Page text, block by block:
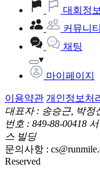
대회정보
커뮤니티
채팅
마이페이지
이용약관 개인정보처
대표자 : 송승근, 박정
번호 : 849-88-00418
스 빌딩
문의사항 :
Reserved